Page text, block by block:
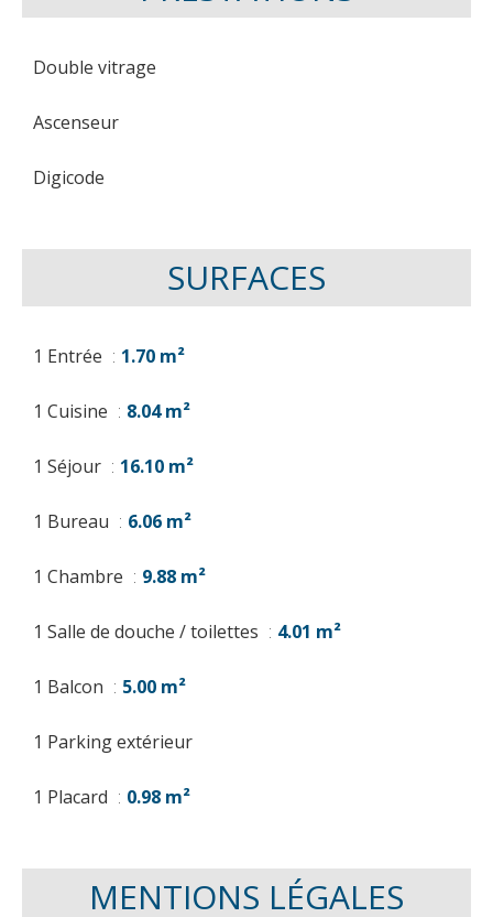
Double vitrage
Ascenseur
Digicode
SURFACES
1 Entrée 1.70 m²
1 Cuisine 8.04 m²
1 Séjour 16.10 m²
1 Bureau 6.06 m²
1 Chambre 9.88 m²
1 Salle de douche / toilettes 4.01 m²
1 Balcon 5.00 m²
1 Parking extérieur
1 Placard 0.98 m²
MENTIONS LÉGALES